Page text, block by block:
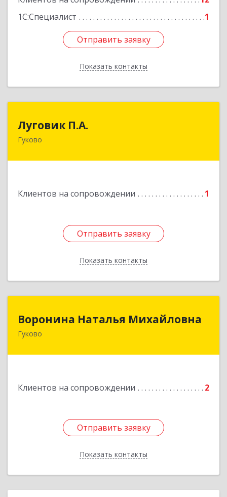
1С:Специалист
1
Отправить заявку
Показать контакты
Отправить заявку
Назад
Луговик П.А.
Гуково
Клиентов на сопровождении 1
Отправить заявку
Показать контакты
Отправить заявку
Назад
Воронина Наталья Михайловна
Гуково
Клиентов на сопровождении 2
Отправить заявку
Показать контакты
Воронина Наталья Михайловна
Отправить заявку
Назад